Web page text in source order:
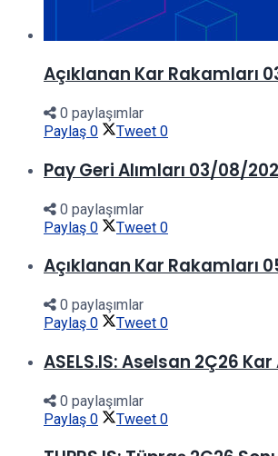
Açıklanan Kar Rakamları
0 paylaşımlar
Paylaş 0 Tweet 0
Pay Geri Alımları 03/08/
0 paylaşımlar
Paylaş 0 Tweet 0
Açıklanan Kar Rakamları
0 paylaşımlar
Paylaş 0 Tweet 0
ASELS.IS: Aselsan 2Ç26
0 paylaşımlar
Paylaş 0 Tweet 0